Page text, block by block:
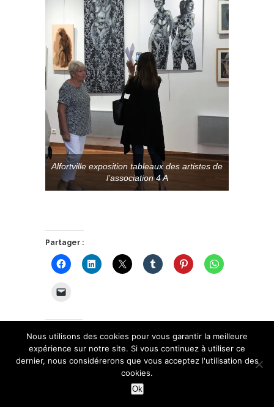
Alfortville exposition tableaux des artistes de
l’association 4 A
Partager :
J’aime ça :
Nous utilisons des cookies pour vous garantir la meilleure
expérience sur notre site. Si vous continuez à utiliser ce
dernier, nous considérerons que vous acceptez l'utilisation des
cookies.
Ok